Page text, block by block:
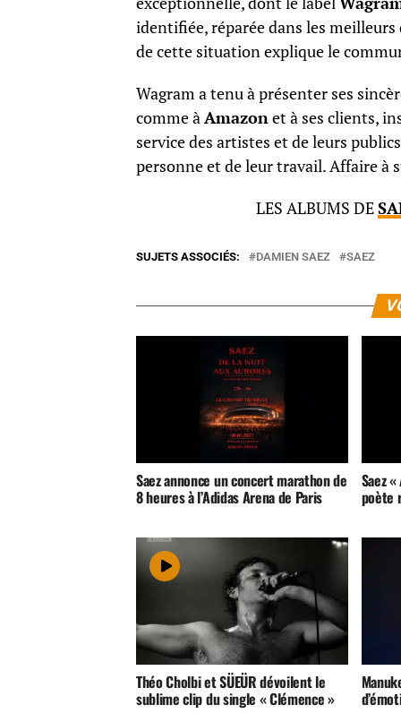
identifiée, réparée dans les meilleurs
de cette situation explique le
Wagram a tenu à présenter ses
comme àAmazonet à ses clients,
service des artistes et de leurs
personne et de leur travail. Affaire à
LES ALBUMS DE
SUJETS ASSOCIÉS: DAMIEN SAEZ SAEZ
Saez annonce un concert marathon de
8 heures à l’Adidas Arena de Paris
Saez
poète
Théo Cholbi et SÜEÜR dévoilent le
sublime clip du single « Clémence »